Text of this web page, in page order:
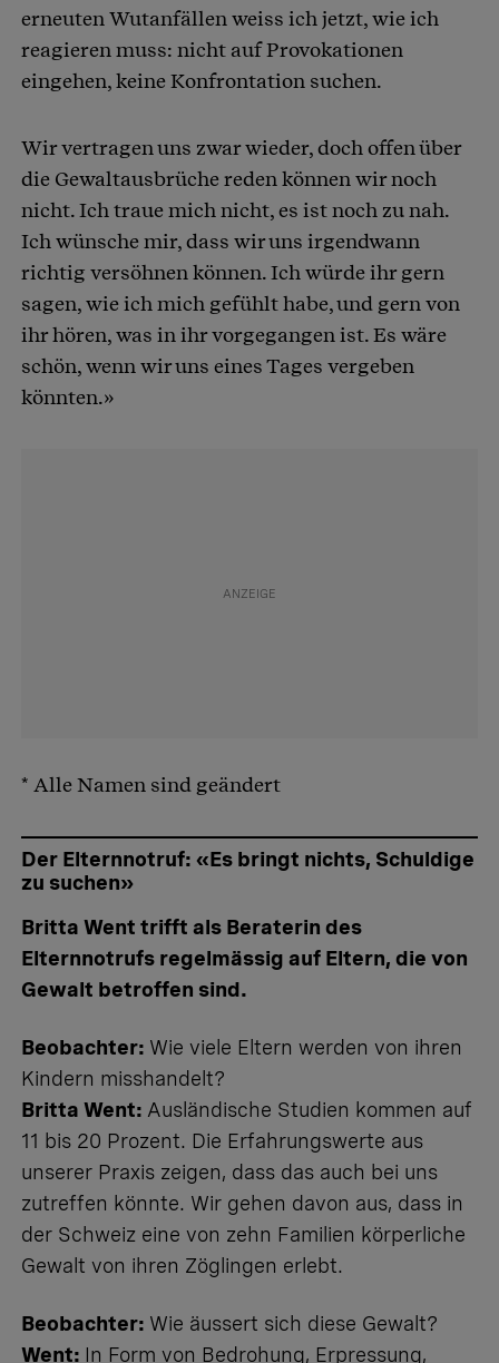
erneuten Wutanfällen weiss ich jetzt, wie ich
reagieren muss: nicht auf Provokationen
eingehen, keine Konfrontation suchen.
Wir vertragen uns zwar wieder, doch offen über
die Gewaltausbrüche reden können wir noch
nicht. Ich traue mich nicht, es ist noch zu nah.
Ich wünsche mir, dass wir uns irgendwann
richtig versöhnen können. Ich würde ihr gern
sagen, wie ich mich gefühlt habe, und gern von
ihr hören, was in ihr vorgegangen ist. Es wäre
schön, wenn wir uns eines Tages vergeben
könnten.»
* Alle Namen sind geändert
Der Elternnotruf: «Es bringt nichts, Schuldige
zu suchen»
Britta Went trifft als Beraterin des
Elternnotrufs regelmässig auf Eltern, die von
Gewalt betroffen sind.
Beobachter: Wie viele Eltern werden von ihren
Kindern misshandelt?
Britta Went: Ausländische Studien kommen auf
11 bis 20 Prozent. Die Erfahrungswerte aus
unserer Praxis zeigen, dass das auch bei uns
zutreffen könnte. Wir gehen davon aus, dass in
der Schweiz eine von zehn Familien körperliche
Gewalt von ihren Zöglingen erlebt.
Beobachter: Wie äussert sich diese Gewalt?
Went: In Form von Bedrohung, Erpressung,